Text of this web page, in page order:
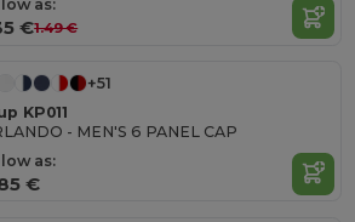
as:
€1.49 €
+51
KP011
- MEN'S 6 PANEL CAP
as:
€